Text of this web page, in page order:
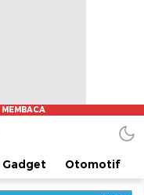
Gadget Otomotif